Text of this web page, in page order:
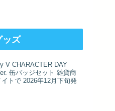
ッズ
V CHARACTER DAY
缶バッジセット 雑貨商
イトで 2026年12月下旬発